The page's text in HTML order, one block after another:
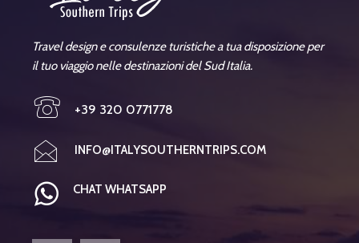
Travel design e consulenze turistiche a tua disposizione per
il tuo viaggio nelle destinazioni del Sud Italia.
+39 320 0771778
INFO@ITALYSOUTHERNTRIPS.COM
CHAT WHATSAPP